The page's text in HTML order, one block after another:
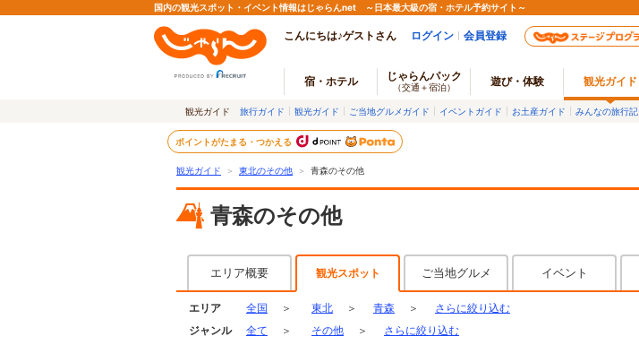
国内の観光スポット・イベント情報はじゃらんnet ～日本最大級の宿・ホテル予約サイト～
こんにちは♪ゲストさん ログイン 会員登録
宿・ホテル じゃらんパック
（交通＋宿泊） 遊び・体験 観光ガイド
観光ガイド 旅行ガイド 観光ガイド ご当地グルメガイド イベントガイド お土産ガイド みんなの旅行記
ポイントがたまる・つかえる
観光ガイド ＞ 東北のその他 ＞ 青森のその他
青森のその他
エリア概要 観光スポット ご当地グルメ イベント
エリア 全国 ＞ 東北 ＞ 青森 ＞
さらに絞り込む
ジャンル
全て ＞ その他 ＞ さらに絞り込む